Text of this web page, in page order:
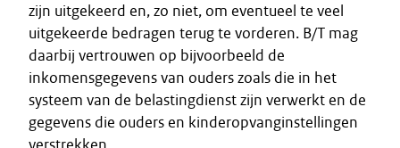
zijn uitgekeerd en, zo niet, om eventueel te veel
uitgekeerde bedragen terug te vorderen. B/T mag
daarbij vertrouwen op bijvoorbeeld de
inkomensgegevens van ouders zoals die in het
systeem van de belastingdienst zijn verwerkt en de
gegevens die ouders en kinderopvanginstellingen